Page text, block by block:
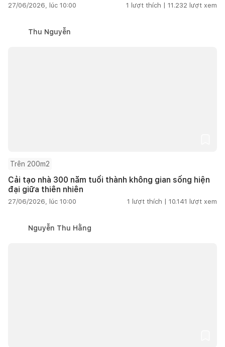
27/06/2026, lúc 10:00 1 lượt thích | 11.232 lượt xem
Thu Nguyễn
Trên 200m2
Cải tạo nhà 300 năm tuổi thành không gian sống hiện
đại giữa thiên nhiên
27/06/2026, lúc 10:00 1 lượt thích | 10.141 lượt xem
Nguyễn Thu Hằng